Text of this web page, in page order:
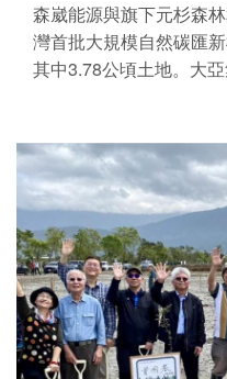
森崴能源與旗下元杉森
灣首批大規模自然碳匯
其中3.78公頃土地。大